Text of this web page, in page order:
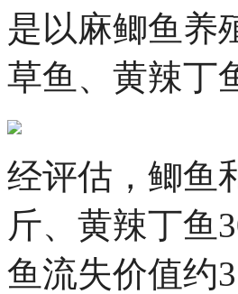
是以麻鲫鱼养
草鱼、黄辣丁
经评估，鲫鱼
斤、黄辣丁鱼
鱼流失价值约